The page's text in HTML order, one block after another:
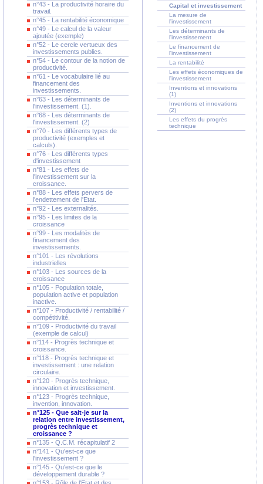
n°43 - La productivité horaire du
travail.
n°45 - La rentabilité économique
n°49 - Le calcul de la valeur
ajoutée (exemple)
n°52 - Le cercle vertueux des
investissements publics.
n°54 - Le contour de la notion de
productivité.
n°61 - Le vocabulaire lié au
financement des
investissements.
n°63 - Les déterminants de
l'investissement. (1).
n°68 - Les déterminants de
l'investissement. (2)
n°70 - Les différents types de
productivité (exemples et
calculs).
n°76 - Les différents types
d'investissement
n°81 - Les effets de
l'investissement sur la
croissance.
n°88 - Les effets pervers de
l'endettement de l'Etat.
n°92 - Les externalités.
n°95 - Les limites de la
croissance
n°99 - Les modalités de
financement des
investissements.
n°101 - Les révolutions
industrielles
n°103 - Les sources de la
croissance
n°105 - Population totale,
population active et population
inactive.
n°107 - Productivité / rentabilité /
compétitivité.
n°109 - Productivité du travail
(exemple de calcul)
n°114 - Progrès technique et
croissance.
n°118 - Progrès technique et
investissement : une relation
circulaire.
n°120 - Progrès technique,
innovation et investissement.
n°123 - Progrès technique,
invention, innovation.
n°125 - Que sait-je sur la
relation entre investissement,
progrès technique et
croissance ?
n°135 - Q.C.M. récapitulatif 2
n°141 - Qu'est-ce que
l'investissement ?
n°145 - Qu'est-ce que le
développement durable ?
Capital et investissement
La mesure de
l'investissement
Les déterminants de
l'investissement
Le financement de
l'investissement
La rentabilité
Les effets économiques de
l'investissement
Inventions et innovations
(1)
Inventions et innovations
(2)
Les effets du progrès
technique